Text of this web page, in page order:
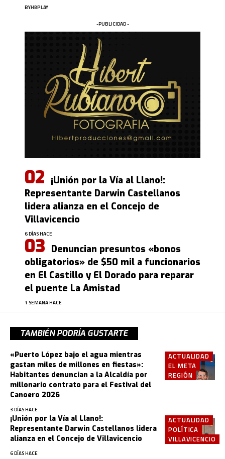
BYHBPLAY
-PUBLICIDAD -
¡Unión por la Vía al Llano!:
Representante Darwin Castellanos
lidera alianza en el Concejo de
Villavicencio
6 DÍAS HACE
Denuncian presuntos «bonos
obligatorios» de $50 mil a funcionarios
en El Castillo y El Dorado para reparar
el puente La Amistad
1 SEMANA HACE
TAMBIÉN PODRÍA GUSTARTE
ACTUALIDAD
EL META
REGIÓN
«Puerto López bajo el agua mientras
gastan miles de millones en fiestas»:
Habitantes denuncian a la Alcaldía por
millonario contrato para el Festival del
Canoero 2026
3 DÍAS HACE
ACTUALIDAD
POLÍTICA
VILLAVICENCIO
¡Unión por la Vía al Llano!:
Representante Darwin Castellanos lidera
alianza en el Concejo de Villavicencio
6 DÍAS HACE